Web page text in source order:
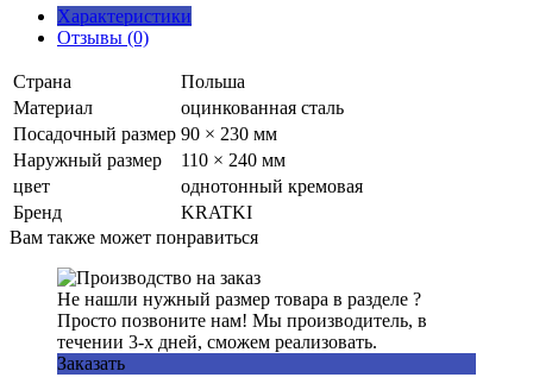
Характеристики
Отзывы (0)
Страна
Польша
Материал
оцинкованная сталь
Посадочный размер 90 × 230 мм
Наружный размер
110 × 240 мм
цвет
однотонный кремовая
Бренд
KRATKI
Вам также может понравиться
Не нашли нужный размер товара в разделе ?
Просто позвоните нам! Мы производитель, в
течении 3-х дней, сможем реализовать.
Заказать